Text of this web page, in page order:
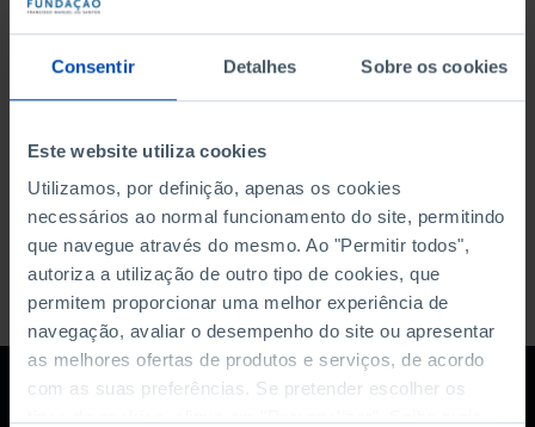
Consentir Detalhes Sobre os cookies
Este website utiliza cookies
Utilizamos, por definição, apenas os cookies
necessários ao normal funcionamento do site, permitindo
que navegue através do mesmo. Ao "Permitir todos",
autoriza a utilização de outro tipo de cookies, que
permitem proporcionar uma melhor experiência de
navegação, avaliar o desempenho do site ou apresentar
as melhores ofertas de produtos e serviços, de acordo
com as suas preferências. Se pretender escolher os
DATA DE INÍCIO
DATA DE FIM